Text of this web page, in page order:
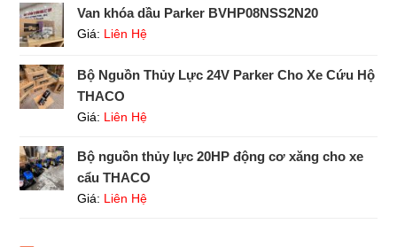
Van khóa dầu Parker BVHP08NSS2N20
Giá: Liên Hệ
Bộ Nguồn Thủy Lực 24V Parker Cho Xe Cứu Hộ
THACO
Giá: Liên Hệ
Bộ nguồn thủy lực 20HP động cơ xăng cho xe
cẩu THACO
Giá: Liên Hệ